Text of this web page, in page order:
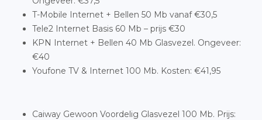
T-Mobile Internet + Bellen 50 Mb vanaf €30,5
Tele2 Internet Basis 60 Mb – prijs €30
KPN Internet + Bellen 40 Mb Glasvezel. Ongeveer:
€40
Youfone TV & Internet 100 Mb. Kosten: €41,95
Caiway Gewoon Voordelig Glasvezel 100 Mb. Prijs: